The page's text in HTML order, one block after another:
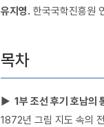
유지영. 한국국학진흥원
목차
▶ 1부 조선 후기 호남의
1872년 그림 지도 속의